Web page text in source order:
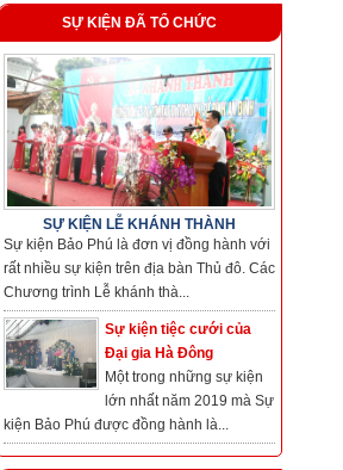
SỰ KIỆN ĐÃ TỔ CHỨC
SỰ KIỆN LỄ KHÁNH THÀNH
Sự kiện Bảo Phú là đơn vị đồng hành với
rất nhiều sự kiện trên địa bàn Thủ đô. Các
Chương trình Lễ khánh thà...
Sự kiện tiệc cưới của
Đại gia Hà Đông
Một trong những sự kiện
lớn nhất năm 2019 mà Sự
kiện Bảo Phú được đồng hành là...